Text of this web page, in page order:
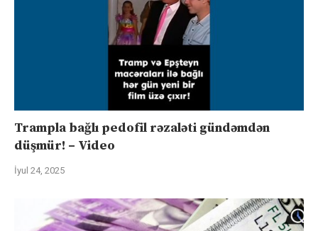
Trampla bağlı pedofil rəzaləti gündəmdən
düşmür! – Video
İyul 24, 2025